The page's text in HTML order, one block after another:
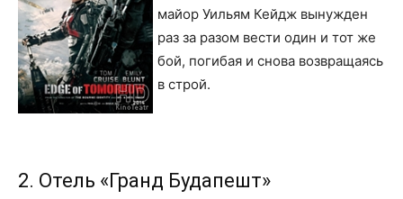
майор Уильям Кейдж вынужден
раз за разом вести один и тот же
бой, погибая и снова возвращаясь
в строй.
2. Отель «Гранд Будапешт»